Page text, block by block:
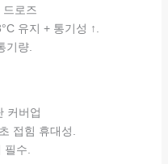
드로즈
유지 + 통기성 ↑.
기량.
커버업
접힘 휴대성.
필수.